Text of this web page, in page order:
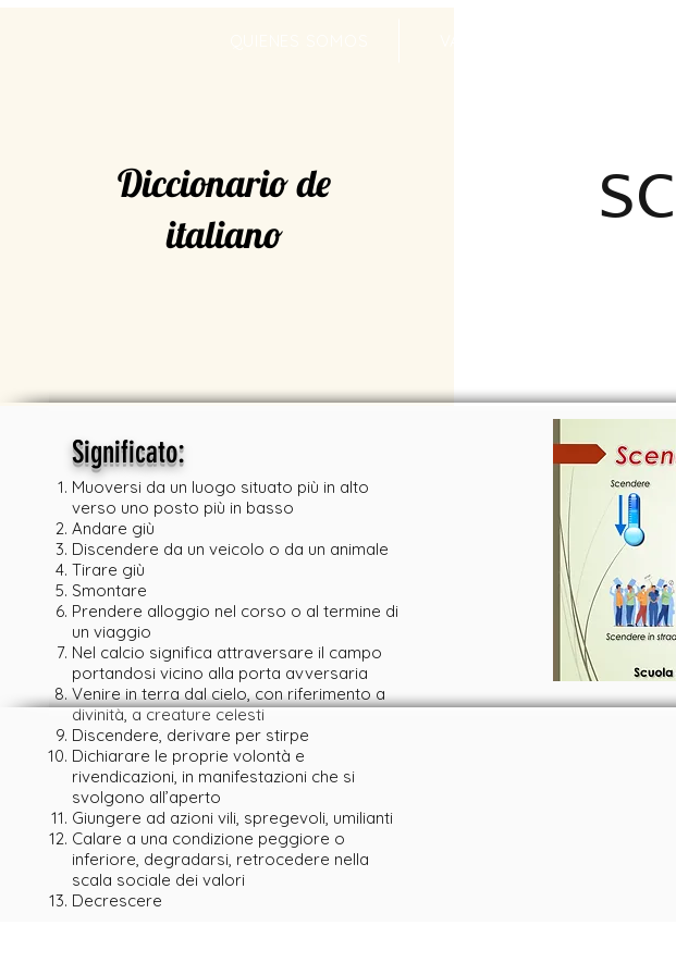
Diccionario de
italiano
Significato:
Muoversi da un luogo situato più in alto
verso uno posto più in basso
Andare giù
Discendere da un veicolo o da un animale
Tirare giù
Smontare
Prendere alloggio nel corso o al termine di
un viaggio
Nel calcio significa attraversare il campo
portandosi vicino alla porta avversaria
Venire in terra dal cielo, con riferimento a
divinità, a creature celesti
Discendere, derivare per stirpe
Dichiarare le proprie volontà e
rivendicazioni, in manifestazioni che si
svolgono all’aperto
Giungere ad azioni vili, spregevoli, umilianti
Calare a una condizione peggiore o
inferiore, degradarsi, retrocedere nella
scala sociale dei valori
Decrescere